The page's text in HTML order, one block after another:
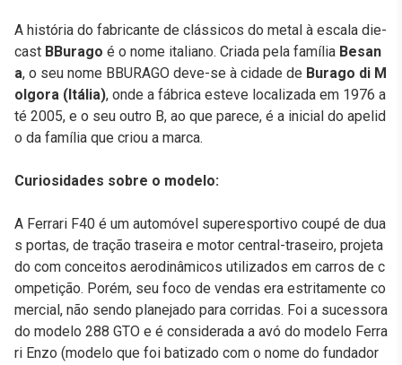
A história do fabricante de clássicos do metal à escala die-
cast BBurago é o nome italiano. Criada pela família Besan
a, o seu nome BBURAGO deve-se à cidade de Burago di M
olgora (Itália), onde a fábrica esteve localizada em 1976 a
té 2005, e o seu outro B, ao que parece, é a inicial do apelid
o da família que criou a marca.
Curiosidades sobre o modelo:
A Ferrari F40 é um automóvel superesportivo coupé de dua
s portas, de tração traseira e motor central-traseiro, projeta
do com conceitos aerodinâmicos utilizados em carros de c
ompetição. Porém, seu foco de vendas era estritamente co
mercial, não sendo planejado para corridas. Foi a sucessora
do modelo 288 GTO e é considerada a avó do modelo Ferra
ri Enzo (modelo que foi batizado com o nome do fundador